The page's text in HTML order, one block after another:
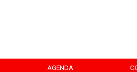
AGENDA